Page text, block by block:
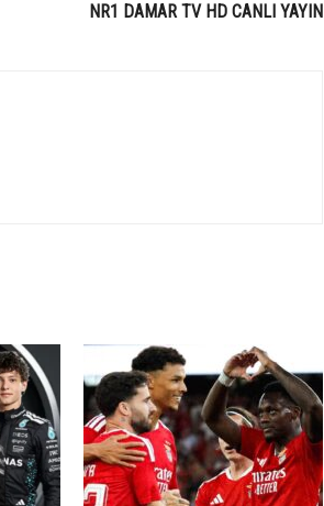
NR1 DAMAR TV HD CANLI YAYIN